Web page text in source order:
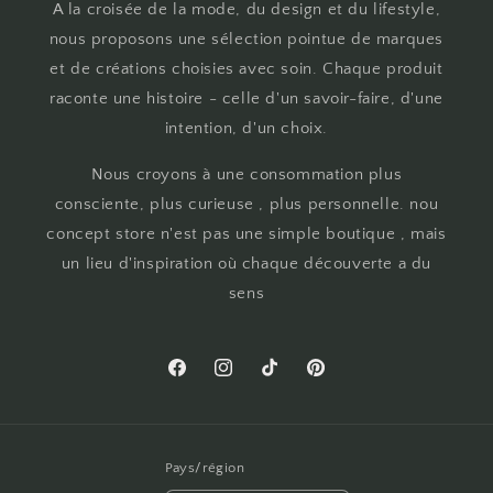
A la croisée de la mode, du design et du lifestyle,
nous proposons une sélection pointue de marques
et de créations choisies avec soin. Chaque produit
raconte une histoire - celle d'un savoir-faire, d'une
intention, d'un choix.
Nous croyons à une consommation plus
consciente, plus curieuse , plus personnelle. nou
concept store n'est pas une simple boutique , mais
un lieu d'inspiration où chaque découverte a du
sens
FacebookInstagramTikTok Pinterest
Pays/région